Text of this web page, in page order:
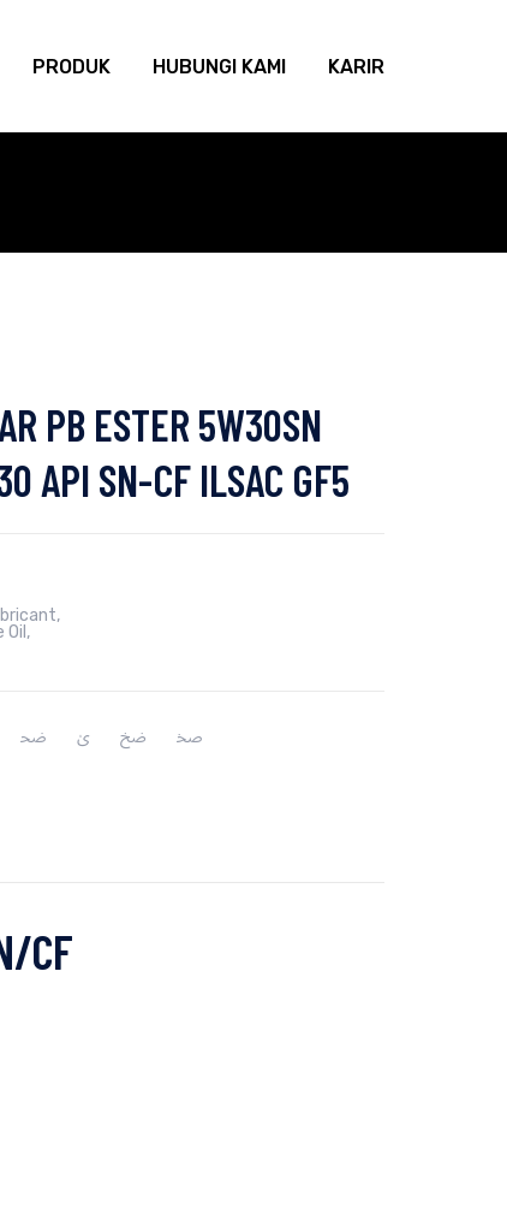
PRODUK HUBUNGI KAMI KARIR
PB ESTER 5W30SN
API SN-CF ILSAC GF5
,
,
CF